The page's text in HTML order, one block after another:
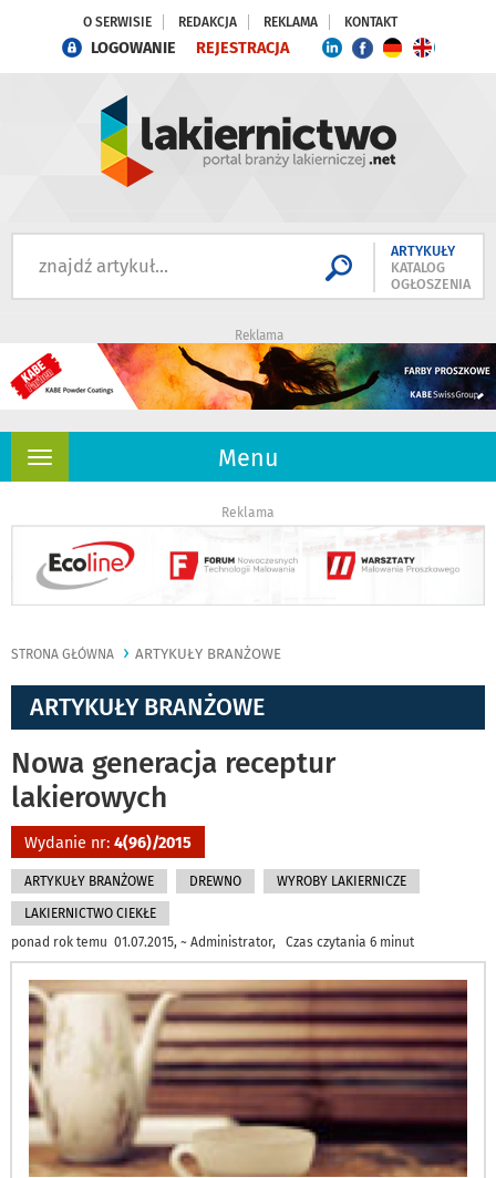
O SERWISIE REDAKCJA REKLAMA KONTAKT
LOGOWANIE REJESTRACJA
ARTYKUŁY
KATALOG
OGŁOSZENIA
Reklama
Menu
Rozwiń
Reklama
STRONA GŁÓWNA ARTYKUŁY BRANŻOWE
ARTYKUŁY BRANŻOWE
Nowa generacja receptur
lakierowych
Wydanie nr: 4(96)/2015
ARTYKUŁY BRANŻOWE DREWNO WYROBY LAKIERNICZE
LAKIERNICTWO CIEKŁE
ponad rok temu 01.07.2015, ~ Administrator, Czas czytania 6 minut